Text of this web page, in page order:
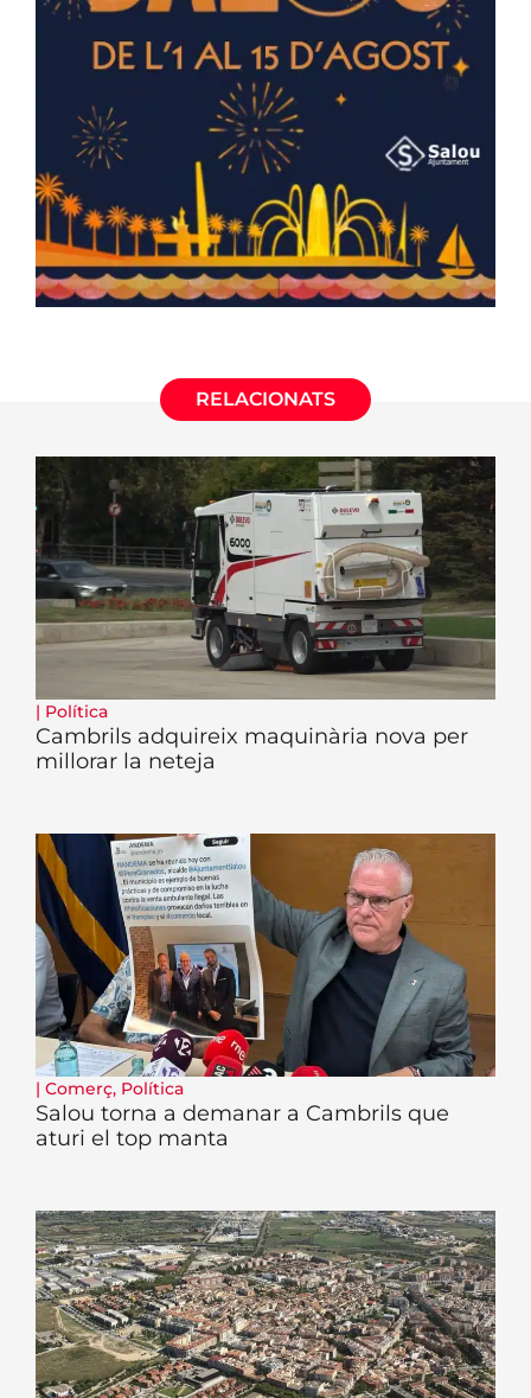
RELACIONATS
| Política
Cambrils adquireix maquinària nova per
millorar la neteja
| Comerç, Política
Salou torna a demanar a Cambrils que
aturi el top manta